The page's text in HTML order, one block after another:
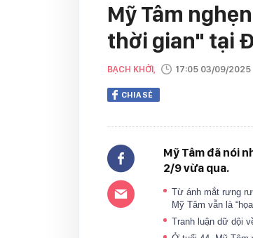
Mỹ Tâm
thời gian" tại
BẠCH KHỞI, 17:05 03/09/2025
CHIA SẺ
Mỹ Tâm đã nói
2/9 vừa qua.
Từ ánh mắt rưng
Mỹ Tâm vẫn là
Tranh luận dữ dội